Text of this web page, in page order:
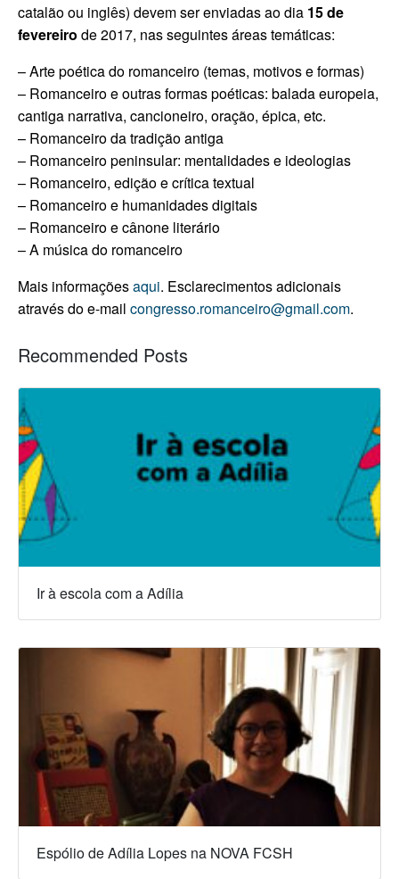
catalão ou inglês) devem ser enviadas ao dia 15 de
fevereiro de 2017, nas seguintes áreas temáticas:
– Arte poética do romanceiro (temas, motivos e formas)
– Romanceiro e outras formas poéticas: balada europeia,
cantiga narrativa, cancioneiro, oração, épica, etc.
– Romanceiro da tradição antiga
– Romanceiro peninsular: mentalidades e ideologias
– Romanceiro, edição e crítica textual
– Romanceiro e humanidades digitais
– Romanceiro e cânone literário
– A música do romanceiro
Mais informaçõesaqui. Esclarecimentos adicionais
através do e-mail congresso.romanceiro@gmail.com.
Recommended Posts
Ir à escola com a Adília
Espólio de Adília Lopes na NOVA FCSH